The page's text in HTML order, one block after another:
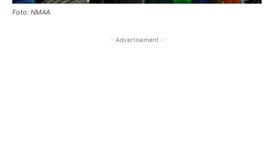
Foto: NMAA
- Advertisement -